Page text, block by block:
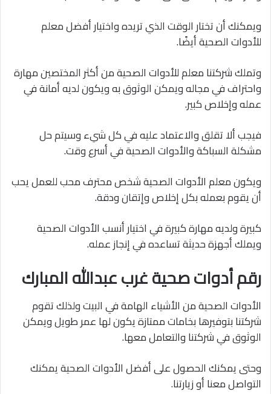
ويمكنك أن تختار الوقت الذي تريده واختيار أفضل معلم
للأدوات الصحية أيضًا.
وتملك شركتنا معلم للأدوات الصحية من أكثر المختصين مهارة
واحتراف في مجاله ويمكن الوثوق به ويكون لديه أمانة في
عمله وإخلاص كبير.
فيجب ألا تقلق والاعتماد عليه في كل شيء وسيتم حل
مشكلة السباكة والأدوات الصحية في أسرع وقت.
ويكون معلم الأدوات الصحية شخص محترف محب للعمل يحب
أن يقوم بعمله بكل إخلاص وإتقان ودقة.
كبيرة ولديه مهارة كبيرة في اختيار أنسب الأدوات الصحية
ويملك أجهزة حديثة تساعده في إنجاز عمله.
رقم أدوات صحية غرب عبدالله المبارك
الأدوات الصحية من الأشياء الهامة في البيت ولذلك تقوم
شركتنا بتوفيرها بخامات ممتازة يكون لها عمر طويل ويمكن
الوثوق في شركتنا والتعامل معها.
وحتى يمكنك الحصول على أفضل الأدوات الصحية يمكنك
التواصل معنا أو زيارتنا.